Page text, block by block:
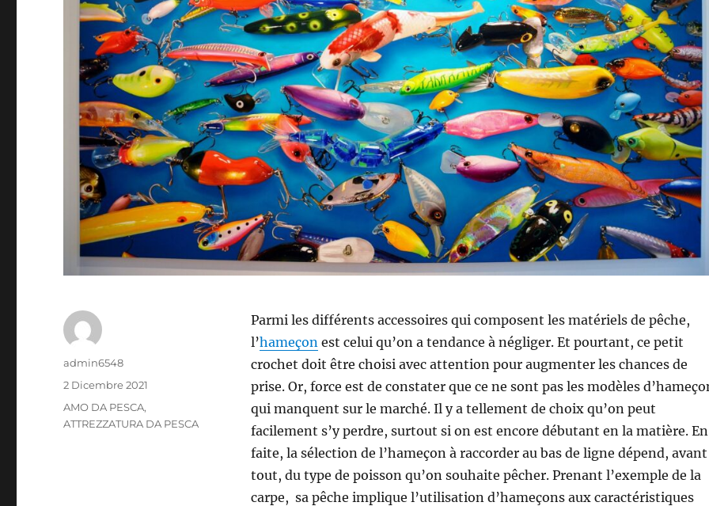
Parmi les différents accessoires qui composent les matériels de pêche,
l’hameçon est celui qu’on a tendance à négliger. Et pourtant, ce petit
crochet doit être choisi avec attention pour augmenter les chances de
prise. Or, force est de constater que ce ne sont pas les modèles
qui manquent sur le marché. Il y a tellement de choix qu’on peut
facilement s’y perdre, surtout si on est encore débutant en la matière. En
faite, la sélection de l’hameçon à raccorder au bas de ligne dépend, avant
tout, du type de poisson qu’on souhaite pêcher. Prenant l’exemple de la
carpe, sa pêche implique l’utilisation d’hameçons aux caractéristiques
Autore
admin6548
Pubblicato
2 Dicembre 2021
Categorie
AMO DA PESCA,
ATTREZZATURA DA PESCA